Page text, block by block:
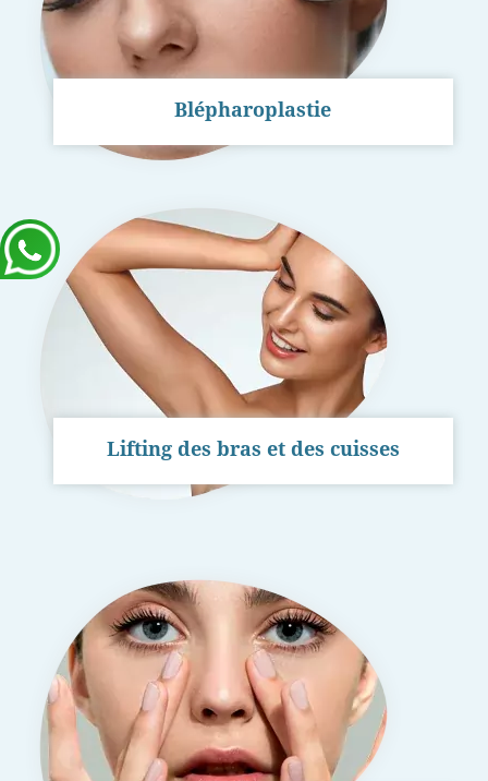
Blépharoplastie
Lifting des bras et des cuisses